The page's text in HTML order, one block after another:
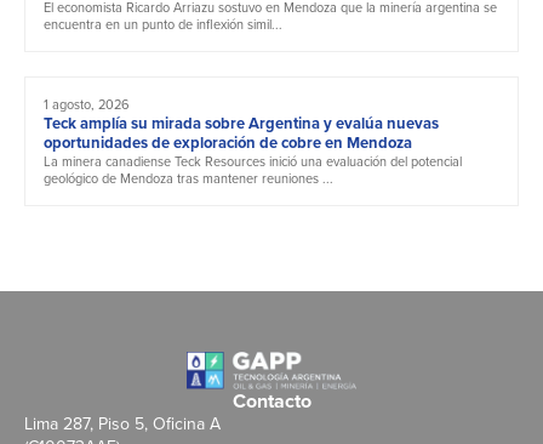
El economista Ricardo Arriazu sostuvo en Mendoza que la minería argentina se
encuentra en un punto de inflexión simil...
1 agosto, 2026
Teck amplía su mirada sobre Argentina y evalúa nuevas
oportunidades de exploración de cobre en Mendoza
La minera canadiense Teck Resources inició una evaluación del potencial
geológico de Mendoza tras mantener reuniones ...
Contacto
Lima 287, Piso 5, Oficina A